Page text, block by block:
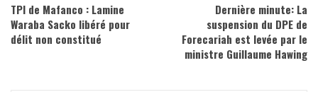
TPI de Mafanco : Lamine
Waraba Sacko libéré pour
délit non constitué
Dernière minute: La
suspension du DPE de
Forecariah est levée par le
ministre Guillaume Hawing